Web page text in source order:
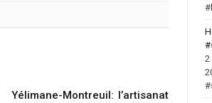
Yélimane-Montreuil: l’artisanat
2